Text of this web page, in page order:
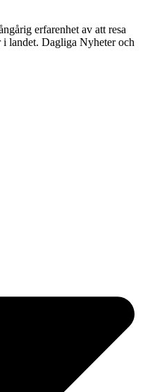
erfarenhet av att resa
i landet. Dagliga Nyheter och